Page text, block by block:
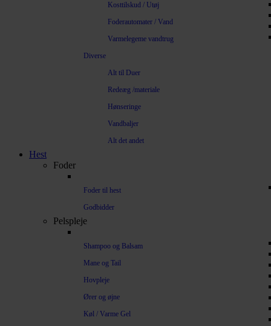
Kosttilskud / Utøj
Foderautomater / Vand
Varmelegeme vandtrug
Diverse
Alt til Duer
Redeæg /materiale
Hønseringe
Vandbaljer
Alt det andet
Hest
Foder
Foder til hest
Godbidder
Pelspleje
Shampoo og Balsam
Mane og Tail
Hovpleje
Ører og øjne
Køl / Varme Gel